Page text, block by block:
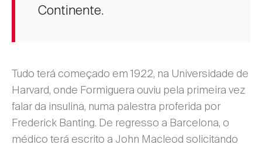
Continente.
Tudo terá começado em 1922, na Universidade de
Harvard, onde Formiguera ouviu pela primeira vez
falar da insulina, numa palestra proferida por
Frederick Banting. De regresso a Barcelona, o
médico terá escrito a John Macleod solicitando